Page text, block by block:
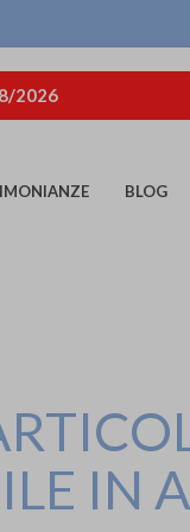
2026
BLOG
IN